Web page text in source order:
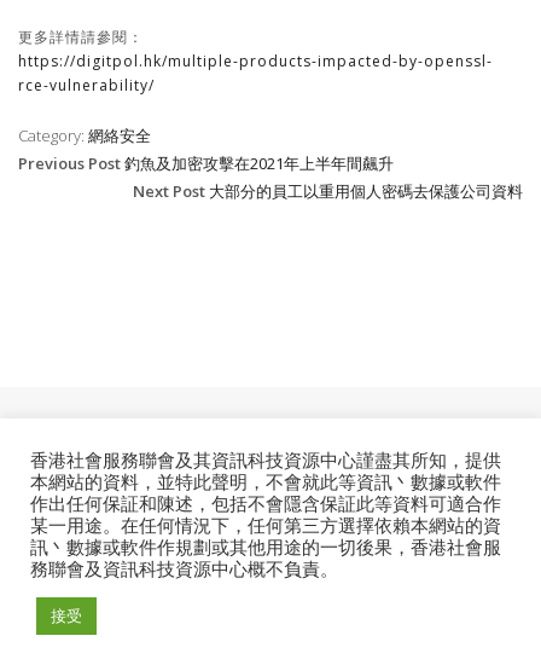
更多詳情請參閱：
https://digitpol.hk/multiple-products-impacted-by-openssl-
rce-vulnerability/
Category: 網絡安全
Previous Post釣魚及加密攻擊在2021年上半年間飆升
Next Post 大部分的員工以重用個人密碼去保護公司資料
ESSENTIAL
© 2026. Information Technology Resource Centre. All
香港社會服務聯會及其資訊科技資源中心謹盡其所知，提供
本網站的資料，並特此聲明，不會就此等資訊丶數據或軟件
作出任何保証和陳述，包括不會隱含保証此等資料可適合作
某一用途。在任何情況下，任何第三方選擇依賴本網站的資
訊丶數據或軟件作規劃或其他用途的一切後果，香港社會服
務聯會及資訊科技資源中心概不負責。
接受